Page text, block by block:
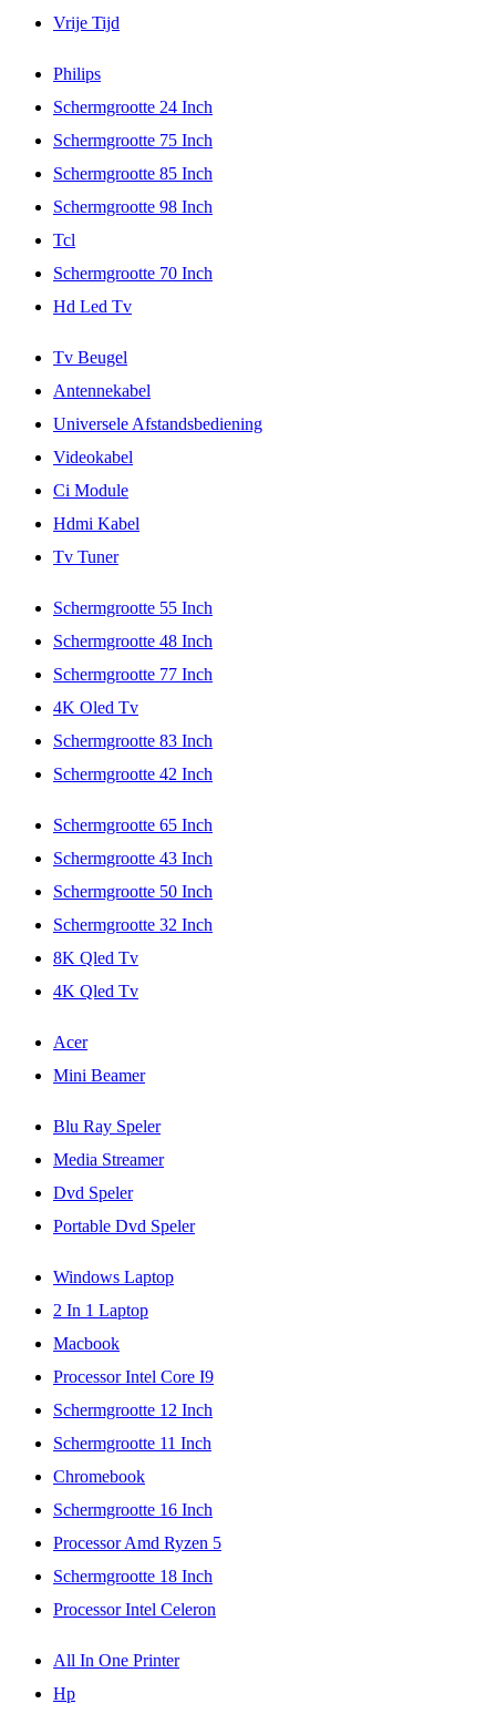
Vrije Tijd
Philips
Schermgrootte 24 Inch
Schermgrootte 75 Inch
Schermgrootte 85 Inch
Schermgrootte 98 Inch
Tcl
Schermgrootte 70 Inch
Hd Led Tv
Tv Beugel
Antennekabel
Universele Afstandsbediening
Videokabel
Ci Module
Hdmi Kabel
Tv Tuner
Schermgrootte 55 Inch
Schermgrootte 48 Inch
Schermgrootte 77 Inch
4K Oled Tv
Schermgrootte 83 Inch
Schermgrootte 42 Inch
Schermgrootte 65 Inch
Schermgrootte 43 Inch
Schermgrootte 50 Inch
Schermgrootte 32 Inch
8K Qled Tv
4K Qled Tv
Acer
Mini Beamer
Blu Ray Speler
Media Streamer
Dvd Speler
Portable Dvd Speler
Windows Laptop
2 In 1 Laptop
Macbook
Processor Intel Core I9
Schermgrootte 12 Inch
Schermgrootte 11 Inch
Chromebook
Schermgrootte 16 Inch
Processor Amd Ryzen 5
Schermgrootte 18 Inch
Processor Intel Celeron
All In One Printer
Hp